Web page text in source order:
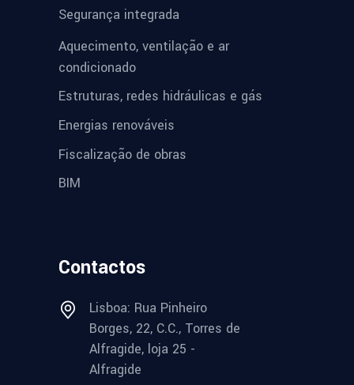
Segurança integrada
Aquecimento, ventilação e ar
condicionado
Estruturas, redes hidráulicas e gás
Energias renováveis
Fiscalização de obras
BIM
Contactos
Lisboa: Rua Pinheiro
Borges, 22, C.C., Torres de
Alfragide, loja 25 -
Alfragide